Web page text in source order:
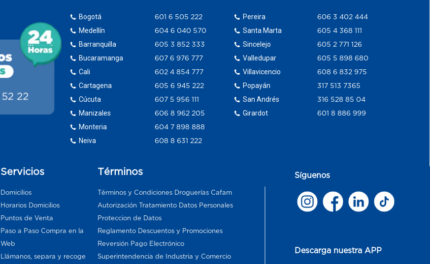
Bogotá
Medellín
Barranquilla
Bucaramanga
Cali
Cartagena
Cúcuta
Manizales
Monteria
Neiva
601 6 505 222
604 6 040 570
605 3 852 333
607 6 976 777
602 4 854 777
605 6 945 222
607 5 956 111
606 8 962 205
604 7 898 888
608 8 631 222
Pereira
Santa Marta
Sincelejo
Valledupar
Villavicencio
Popayán
San Andrés
Girardot
606 3 402 444
605 4 368 111
605 2 771 126
605 5 898 680
608 6 832 975
317 513 7365
316 528 85 04
601 8 886 999
Servicios
Domicilios
Horarios Domicilios
Puntos de Venta
Paso a Paso Compra en la
Web
Llámanos, separa y recoge
Términos
Términos y Condiciones Droguerías Cafam
Autorización Tratamiento Datos Personales
Proteccion de Datos
Reglamento Descuentos y Promociones
Reversión Pago Electrónico
Superintendencia de Industria y Comercio
Síguenos
Descarga nuestra APP